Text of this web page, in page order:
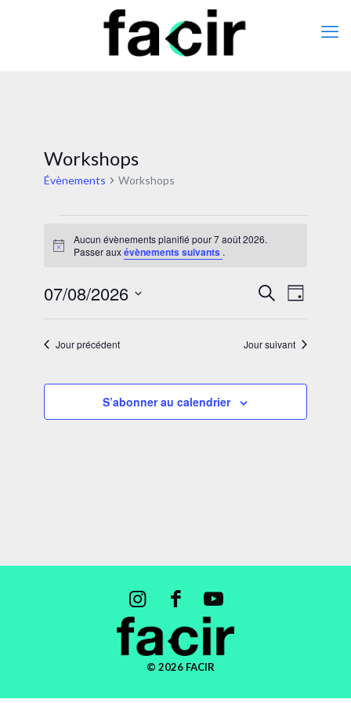
Workshops
Évènements Workshops
for
août
2026
Notice
Aucun évènements planifié pour 7 août 2026.
Passer auxévènements suivants .
Recherche
et
navigation
vues
Recherche
Jour
07/08/2026
date.Jour précédent Jour suivant
S’abonner au calendrier
© 2026 FACIR